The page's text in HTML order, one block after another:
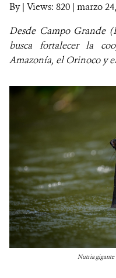
COBERTURA EN
MECANISMO DE
By| Views: 820 | marzo
Desde Campo Grande
busca fortalecer la
Amazonía, el Orinoco y
Nutria